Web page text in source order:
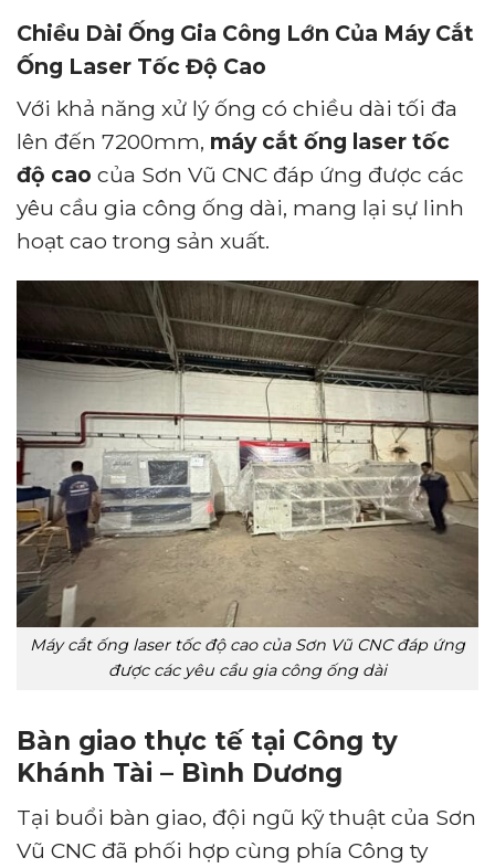
Chiều Dài Ống Gia Công Lớn Của Máy Cắt
Ống Laser Tốc Độ Cao
Với khả năng xử lý ống có chiều dài tối đa
lên đến 7200mm, máy cắt ống laser tốc
độ cao của Sơn Vũ CNC đáp ứng được các
yêu cầu gia công ống dài, mang lại sự linh
hoạt cao trong sản xuất.
Máy cắt ống laser tốc độ cao của Sơn Vũ CNC đáp ứng
được các yêu cầu gia công ống dài
Bàn giao thực tế tại Công ty
Khánh Tài – Bình Dương
Tại buổi bàn giao, đội ngũ kỹ thuật của Sơn
Vũ CNC đã phối hợp cùng phía Công ty